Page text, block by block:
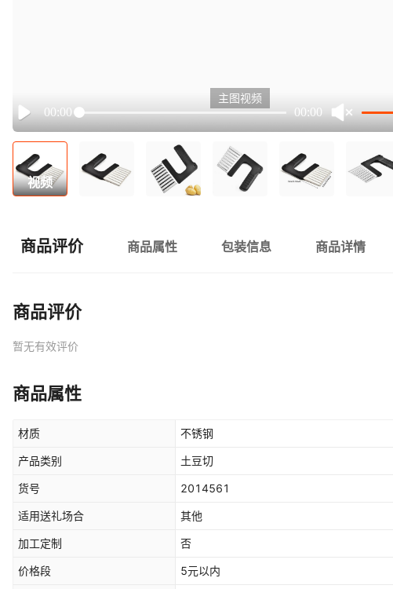
Play
00:00 00:00
主图视频
视频
商品评价 商品属性 包装信息 商品详情
商品评价
暂无有效评价
商品属性
材质 不锈钢
产品类别 土豆切
货号 2014561
适用送礼场合 其他
加工定制 否
价格段 5元以内